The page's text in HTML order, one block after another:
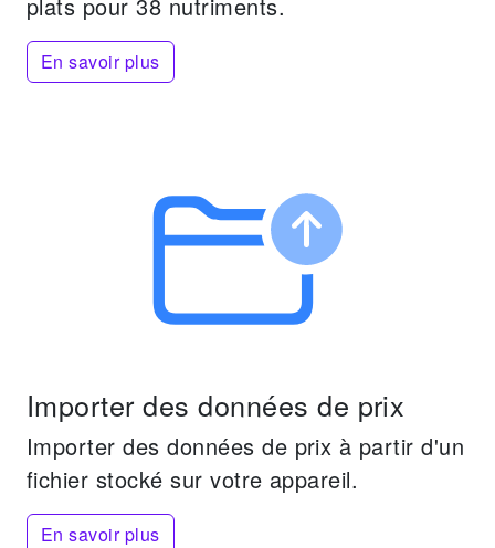
En savoir plus
Importer des données de prix
Importer des données de prix à partir d'un
fichier stocké sur votre appareil.
En savoir plus